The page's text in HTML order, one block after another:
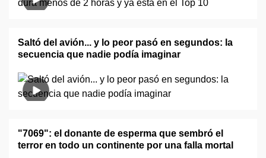
Saltó del avión... y lo peor pasó en segundos: la
secuencia que nadie podía imaginar
"7069": el donante de esperma que sembró el
terror en todo un continente por una falla mortal